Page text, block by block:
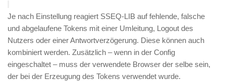
Je nach Einstellung reagiert SSEQ-LIB auf fehlende, falsche
und abgelaufene Tokens mit einer Umleitung, Logout des
Nutzers oder einer Antwortverzögerung. Diese können auch
kombiniert werden. Zusätzlich – wenn in der Config
eingeschaltet – muss der verwendete Browser der selbe sein,
der bei der Erzeugung des Tokens verwendet wurde.